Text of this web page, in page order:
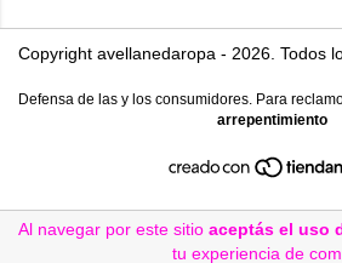
Al navegar por este sitio aceptás el uso
tu experiencia de
Copyright avellanedaropa - 2026. Todos
Defensa de las y los consumidores. Para
arrepentimiento